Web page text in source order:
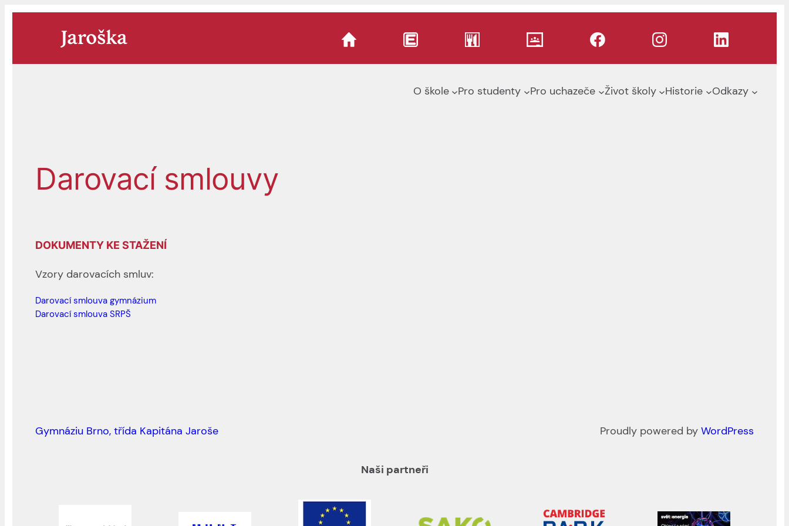
O škole Pro studenty Pro uchazeče Život školy Historie Odkazy
Darovací smlouvy
DOKUMENTY KE STAŽENÍ
Vzory darovacích smluv:
Darovací smlouva gymnázium
Darovací smlouva SRPŠ
Gymnáziu Brno, třída Kapitána Jaroše Proudly powered by WordPress
Naši partneři